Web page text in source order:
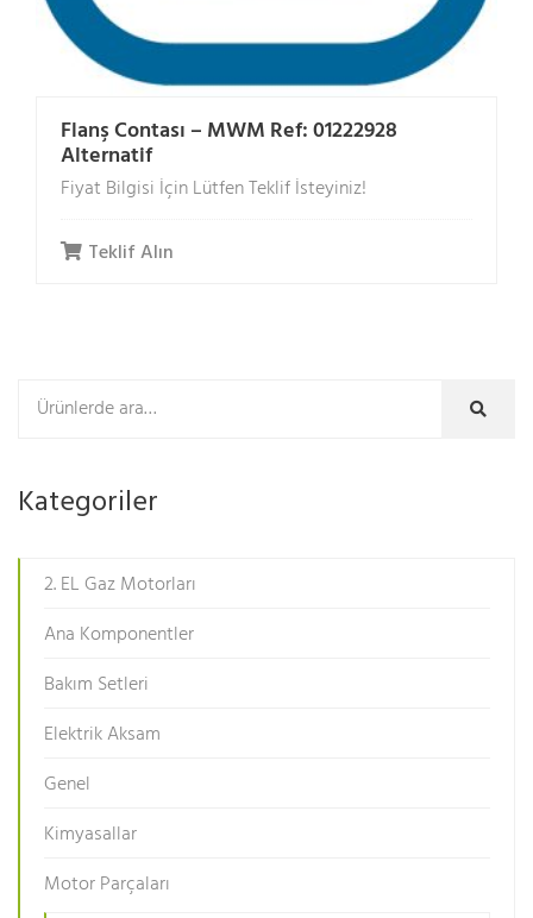
Flanş Contası – MWM Ref: 01222928
Alternatif
Fiyat Bilgisi İçin Lütfen Teklif İsteyiniz!
Teklif Alın
Kategoriler
2. EL Gaz Motorları
Ana Komponentler
Bakım Setleri
Elektrik Aksam
Genel
Kimyasallar
Motor Parçaları